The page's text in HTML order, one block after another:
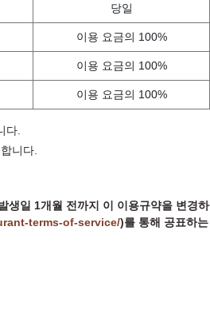
당일
이용 요금의 100%
이용 요금의 100%
이용 요금의 100%
다.
니다.
생일 1개월 전까지 이 이용규약을 변경하
terms-of-service/)를 통해 공표하는